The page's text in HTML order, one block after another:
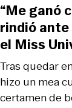
Tras quedar
hizo un mea
certamen de
“Me ganó
rindió
el Miss